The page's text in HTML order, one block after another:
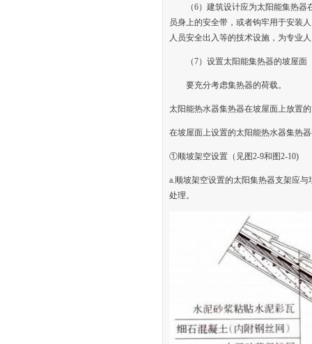
（6）建筑设计应为太阳能集热
员身上的安全带，或者钩牢用于安装
人员安全出入等的技术设施，为专业
（7）设置太阳能集热器的坡屋面
要充分考虑集热器的荷载。
太阳能热水器集热器在坡屋面上放置
在坡屋面上设置的太阳能热水器集热
①顺坡架空设置（见图2-9和图2-10)
a.顺坡架空设置的太阳集热器支架应
处理。